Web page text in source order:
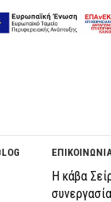
Η κάβα